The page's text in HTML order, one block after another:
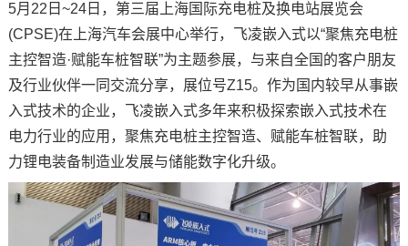
方案定制
天猫商城
淘宝商城
新闻中心
技术论坛
动
态
资
讯
5月22日~24日，第三届上海国际充电桩及换电站展览会
(CPSE)在上海汽车会展中心举行，飞凌嵌入式以“聚焦充电桩
主控智造·赋能车桩智联”为主题参展，与来自全国的客户朋友
及行业伙伴一同交流分享，展位号Z15。作为国内较早从事嵌
入式技术的企业，飞凌嵌入式多年来积极探索嵌入式技术在
电力行业的应用，聚焦充电桩主控智造、赋能车桩智联，助
力锂电装备制造业发展与储能数字化升级。